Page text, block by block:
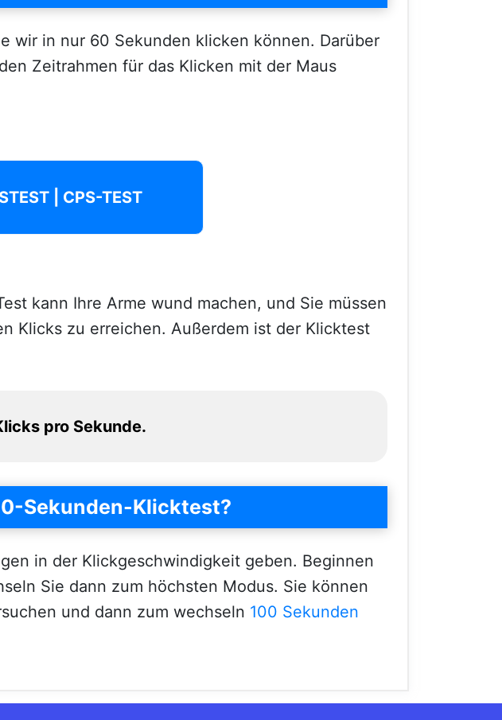
wir in nur 60 Sekunden klicken können. Darüber
Zeitrahmen für das Klicken mit der Maus
| CPS-TEST
kann Ihre Arme wund machen, und Sie müssen
Klicks zu erreichen. Außerdem ist der Klicktest
pro Sekunde.
Sekunden-Klicktest?
in der Klickgeschwindigkeit geben. Beginnen
Sie dann zum höchsten Modus. Sie können
und dann zum wechseln 100 Sekunden